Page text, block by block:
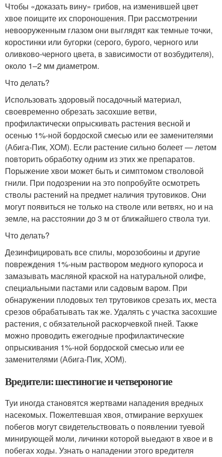
Чтобы «доказать вину» грибов, на изменившей цвет
хвое поищите их спороношения. При рассмотрении
невооруженным глазом они выглядят как темные точки,
коростинки или бугорки (серого, бурого, черного или
оливково‑черного цвета, в зависимости от возбудителя),
около 1–2 мм диаметром.
Что делать?
Использовать здоровый посадочный материал,
своевременно обрезать засохшие ветви,
профилактически опрыскивать растения весной и
осенью 1%-ной бордоской смесью или ее заменителями
(Абига-Пик, ХОМ). Если растение сильно болеет — летом
повторить обработку одним из этих же препаратов.
Порыжение хвои может быть и симптомом стволовой
гнили. При подозрении на это попробуйте осмотреть
стволы растений на предмет наличия трутовиков. Они
могут появиться не только на стволе или ветвях, но и на
земле, на расстоянии до 3 м от ближайшего ствола туи.
Что делать?
Дезинфицировать все спилы, морозобоины и другие
повреждения 1%-ным раствором медного купороса и
замазывать масляной краской на натуральной олифе,
специальными пастами или садовым варом. При
обнаружении плодовых тел трутовиков срезать их, места
срезов обрабатывать так же. Удалять с участка засохшие
растения, с обязательной раскорчевкой пней. Также
можно проводить ежегодные профилактические
опрыскивания 1%-ной бордоской смесью или ее
заменителями (Абига-Пик, ХОМ).
Вредители: шестиногие и четвероногие
Туи иногда становятся жертвами нападения вредных
насекомых. Пожелтевшая хвоя, отмирание верхушек
побегов могут свидетельствовать о появлении туевой
минирующей моли, личинки которой выедают в хвое и в
побегах ходы. Узнать о нападении этого вредителя